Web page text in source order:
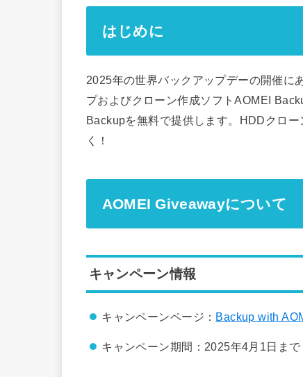
はじめに
2025年の世界バックアップデーの開催に
プおよびクローン作成ソフトAOMEI
Backupを無料で提供します。HDDクロ
く！
AOMEI Giveawayについて
キャンペーン情報
キャンペーンページ： Backup with
キャンペーン期間：2025年4月1日まで